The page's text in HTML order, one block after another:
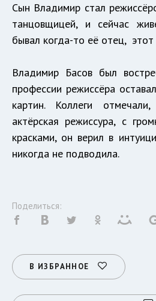
Сын Владимир стал
танцовщицей, и сейчас
бывал когда-то её отец,
Владимир Басов был
профессии режиссёра
картин. Коллеги
актёрская режиссура, с
красками, он верил в
никогда не подводила.
Поделиться:
В ИЗБРАННОЕ